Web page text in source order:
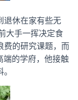
退休在家有些无
大手一挥决定食
费的研究课题，而
端的学府，他接触